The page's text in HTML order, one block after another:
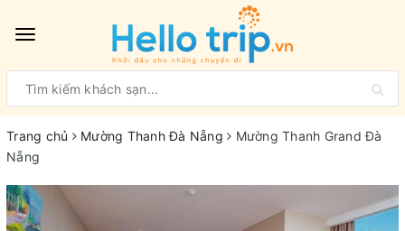
Toggle
Trang chủ Mường Thanh Đà Nẵng
Mường Thanh Grand Đà
Nẵng